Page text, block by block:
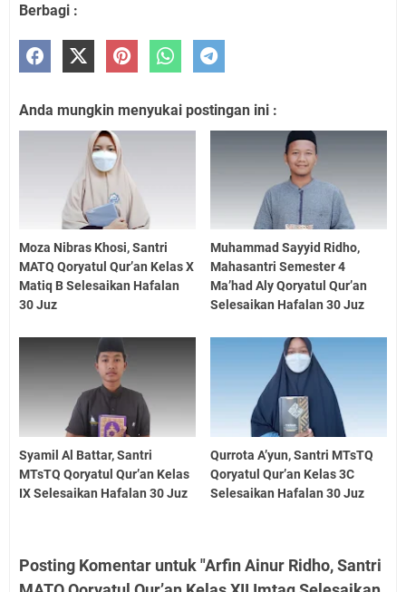
Berbagi :
Anda mungkin menyukai postingan ini :
Moza Nibras Khosi, Santri
MATQ Qoryatul Qur’an Kelas X
Matiq B Selesaikan Hafalan
30 Juz
Muhammad Sayyid Ridho,
Mahasantri Semester 4
Ma’had Aly Qoryatul Qur’an
Selesaikan Hafalan 30 Juz
Syamil Al Battar, Santri
MTsTQ Qoryatul Qur’an Kelas
IX Selesaikan Hafalan 30 Juz
Qurrota A’yun, Santri MTsTQ
Qoryatul Qur’an Kelas 3C
Selesaikan Hafalan 30 Juz
Posting Komentar untuk "Arfin Ainur Ridho, Santri